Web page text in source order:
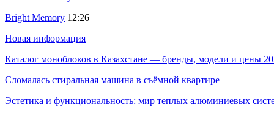
Bright Memory 12:26
Новая информация
Каталог моноблоков в Казахстане — бренды, модели и цены
Сломалась стиральная машина в съёмной квартире
Эстетика и функциональность: мир теплых алюминиевых